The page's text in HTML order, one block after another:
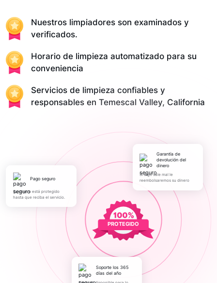
Nuestros limpiadores son examinados y
verificados.
Horario de limpieza automatizado para su
conveniencia
Servicios de limpieza confiables y
responsables en Temescal Valley, California
PROTEGIDO
pago seguro
Su dinero está protegido
hasta que reciba el servicio.
Garantía de
devolución del
dinero
Si algo sale mal le
reembolsaremos su dinero
Soporte los 365
días del año